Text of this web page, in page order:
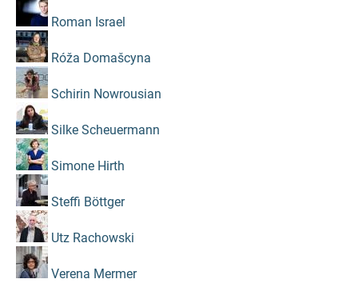
Roman Israel
Róža Domašcyna
Schirin Nowrousian
Silke Scheuermann
Simone Hirth
Steffi Böttger
Utz Rachowski
Verena Mermer